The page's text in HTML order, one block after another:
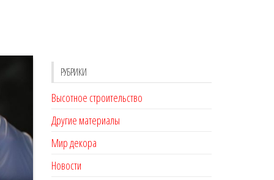
РУБРИКИ
Высотное строительство
Другие материалы
Мир декора
Новости